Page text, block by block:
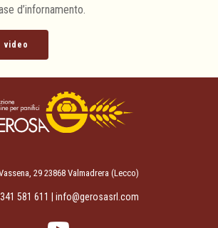
d’infornamento.
video
29 23868 Valmadrera (Lecco)
581 611 | info@gerosasrl.com